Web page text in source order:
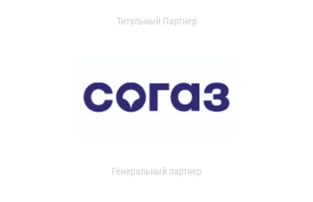
Титульный Партнер
Генеральный партнер